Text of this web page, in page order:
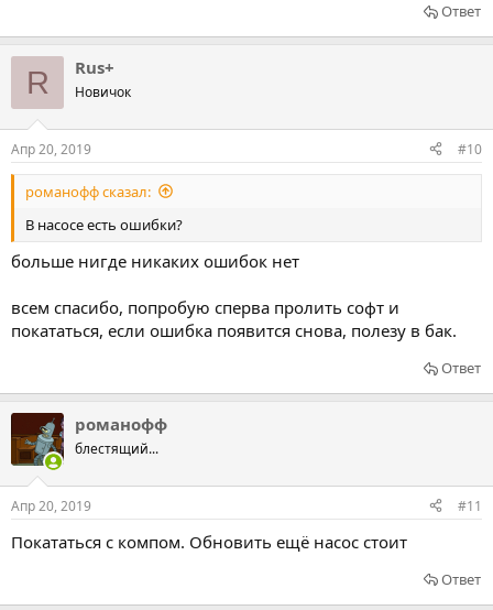
Ответ
R Rus+
Новичок
Апр 20, 2019 #10
романофф сказал:
В насосе есть ошибки?
больше нигде никаких ошибок нет
всем спасибо, попробую сперва пролить софт и
покататься, если ошибка появится снова, полезу в бак.
Ответ
романофф
блестящий...
Апр 20, 2019 #11
Покататься с компом. Обновить ещё насос стоит
Ответ